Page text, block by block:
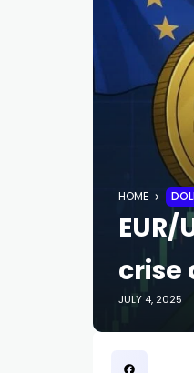
HOME
crise
JULY 4, 2025